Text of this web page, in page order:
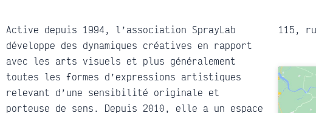
Active depuis 1994, l’association SprayLab
développe des dynamiques créatives en rapport
avec les arts visuels et plus généralement
toutes les formes d’expressions artistiques
relevant d’une sensibilité originale et
porteuse de sens. Depuis 2010, elle a un espace
115,